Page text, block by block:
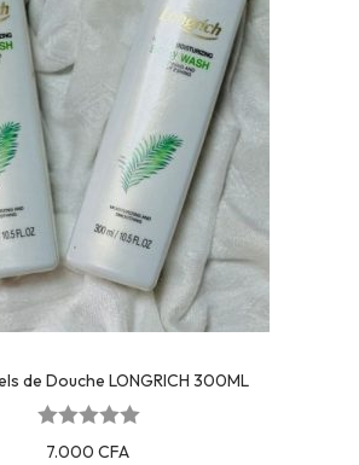
de Douche LONGRICH 300ML
7.000CFA